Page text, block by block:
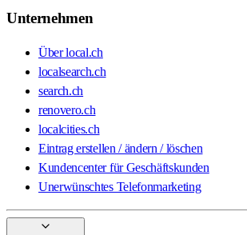
Unternehmen
Über local.ch
localsearch.ch
search.ch
renovero.ch
localcities.ch
Eintrag erstellen / ändern / löschen
Kundencenter für Geschäftskunden
Unerwünschtes Telefonmarketing